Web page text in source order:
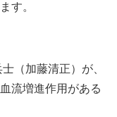
す。
（加藤清正）が、
流増進作用がある